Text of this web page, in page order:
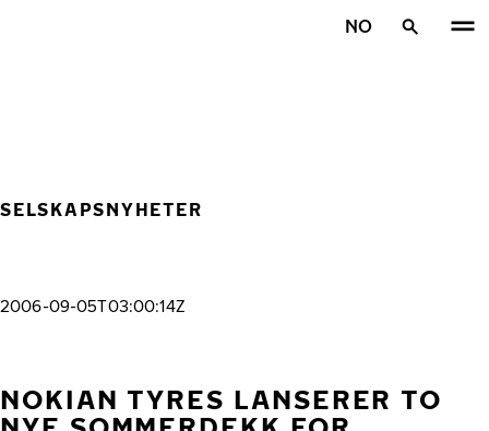
NO
SELSKAPSNYHETER
2006-09-05T03:00:14Z
NOKIAN TYRES LANSERER TO